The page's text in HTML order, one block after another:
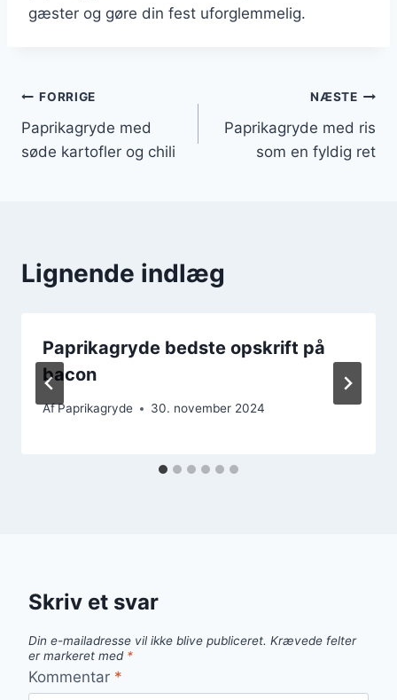
gæster og gøre din fest uforglemmelig.
Indlægsnavigation
FORRIGE
Paprikagryde med
søde kartofler og chili
NÆSTE
Paprikagryde med ris
som en fyldig ret
Lignende indlæg
Paprikagryde bedste opskrift på
bacon
AfPaprikagryde 30. november 2024
Skriv et svar
Din e-mailadresse vil ikke blive publiceret. Krævede felter
er markeret med *
Kommentar *